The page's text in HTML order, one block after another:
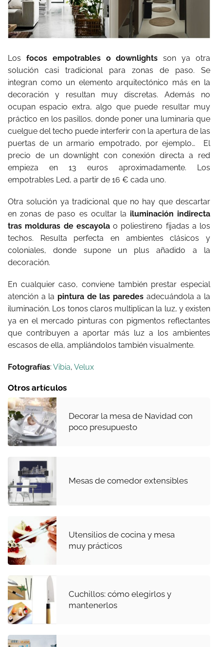
Los focos empotrables o downlightsson ya otra
solución casi tradicional para zonas de paso. Se
integran como un elemento arquitectónico más en la
decoración y resultan muy discretas. Además no
ocupan espacio extra, algo que puede resultar muy
práctico en los pasillos, donde poner una luminaria que
cuelgue del techo puede interferir con la apertura de las
puertas de un armario empotrado, por ejemplo… El
precio de un downlight con conexión directa a red
empieza en 13 euros aproximadamente. Los
empotrables Led, a partir de 16 € cada uno.
Otra solución ya tradicional que no hay que descartar
en zonas de paso es ocultar la iluminación indirecta
tras molduras de escayolao poliestireno fijadas a los
techos. Resulta perfecta en ambientes clásicos y
coloniales, donde supone un plus añadido a la
decoración.
En cualquier caso, conviene también prestar especial
atención a la pintura de las paredes adecuándola a la
iluminación. Los tonos claros multiplican la luz, y existen
ya en el mercado pinturas con pigmentos reflectantes
que contribuyen a aportar más luz a los ambientes
escasos de ella, ampliándolos también visualmente.
Fotografías: Vibia, Velux
Otros artículos
Decorar la mesa de Navidad con
poco presupuesto
Mesas de comedor extensibles
Utensilios de cocina y mesa
muy prácticos
Cuchillos: cómo elegirlos y
mantenerlos